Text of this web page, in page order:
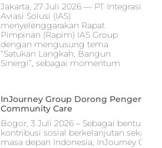
Jakarta, 27 Juli 2026 — PT Integrasi
Aviasi Solusi (IAS)
menyelenggarakan Rapat
Pimpinan (Rapim) IAS Group
dengan mengusung tema
“Satukan Langkah, Bangun
Sinergi”, sebagai momentum
InJourney Group Dorong
Community Care
Bogor, 3 Juli 2026 – Sebagai bentuk
kontribusi sosial berkelanjutan
masa depan Indonesia, InJourney